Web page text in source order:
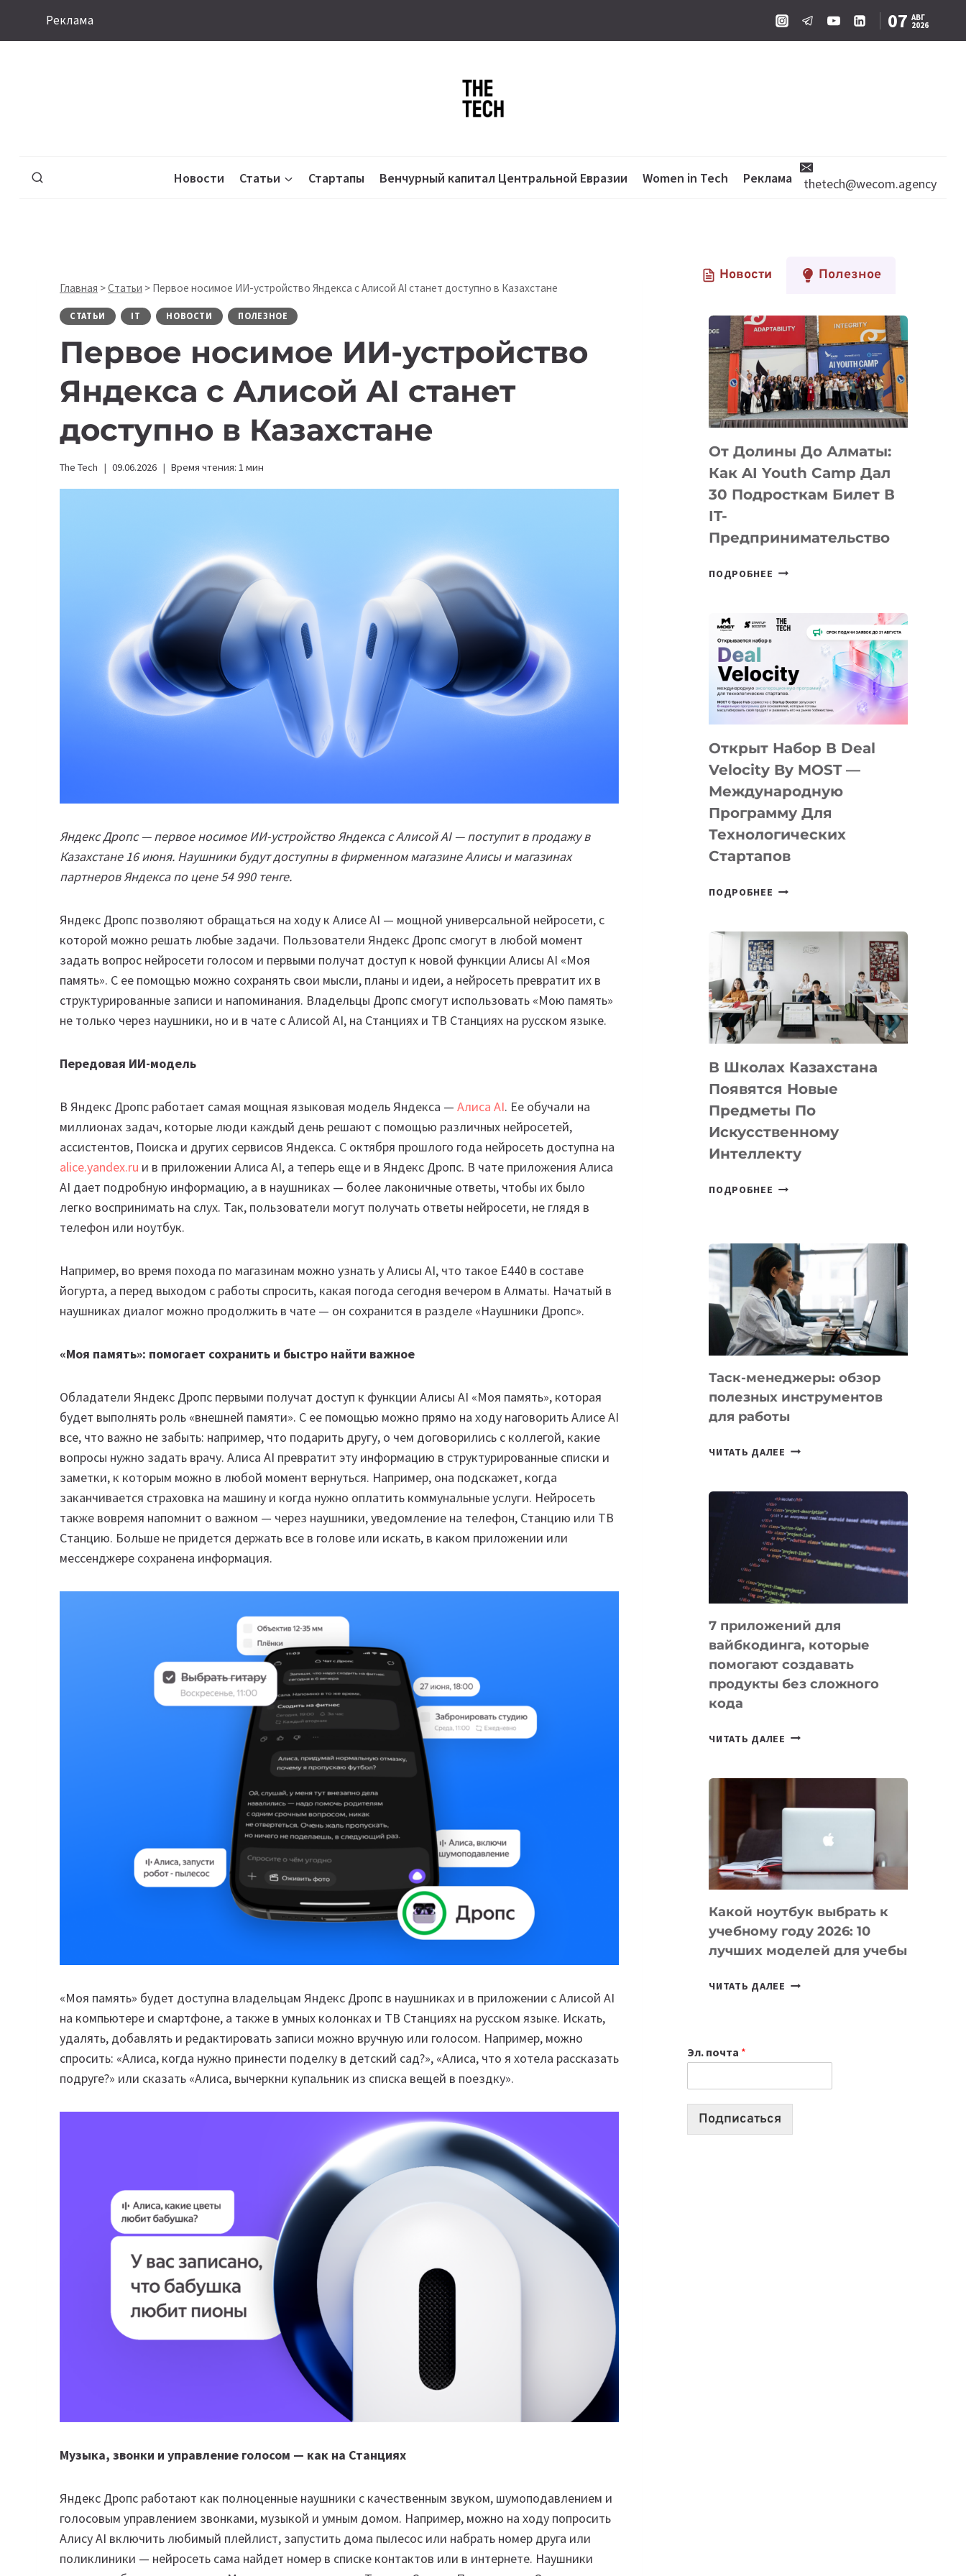
Реклама 07 АВГ
2026
Новости Статьи Стартапы Венчурный капитал Центральной Евразии Women in Tech Реклама thetech@wecom.agency
Главная >Статьи > Первое носимое ИИ-устройство Яндекса с Алисой AI станет доступно в Казахстане
СТАТЬИ IT НОВОСТИ ПОЛЕЗНОЕ
Первое носимое ИИ-устройство
Яндекса с Алисой AI станет
доступно в Казахстане
The Tech 09.06.2026 Время чтения: 1 мин
Яндекс Дропс — первое носимое ИИ-устройство Яндекса с Алисой AI — поступит в продажу в
Казахстане 16 июня. Наушники будут доступны в фирменном магазине Алисы и магазинах
партнеров Яндекса по цене 54 990 тенге.
Яндекс Дропс позволяют обращаться на ходу к Алисе AI — мощной универсальной нейросети, с
которой можно решать любые задачи. Пользователи Яндекс Дропс смогут в любой момент
задать вопрос нейросети голосом и первыми получат доступ к новой функции Алисы AI «Моя
память». С ее помощью можно сохранять свои мысли, планы и идеи, а нейросеть превратит их в
структурированные записи и напоминания. Владельцы Дропс смогут использовать «Мою память»
не только через наушники, но и в чате с Алисой AI, на Станциях и ТВ Станциях на русском языке.
Передовая ИИ-модель
В Яндекс Дропс работает самая мощная языковая модель Яндекса — Алиса AI. Ее обучали на
миллионах задач, которые люди каждый день решают с помощью различных нейросетей,
ассистентов, Поиска и других сервисов Яндекса. С октября прошлого года нейросеть доступна на
alice.yandex.ru и в приложении Алиса AI, а теперь еще и в Яндекс Дропс. В чате приложения Алиса
AI дает подробную информацию, а в наушниках — более лаконичные ответы, чтобы их было
легко воспринимать на слух. Так, пользователи могут получать ответы нейросети, не глядя в
телефон или ноутбук.
Например, во время похода по магазинам можно узнать у Алисы AI, что такое E440 в составе
йогурта, а перед выходом с работы спросить, какая погода сегодня вечером в Алматы. Начатый в
наушниках диалог можно продолжить в чате — он сохранится в разделе «Наушники Дропс».
«Моя память»: помогает сохранить и быстро найти важное
Обладатели Яндекс Дропс первыми получат доступ к функции Алисы AI «Моя память», которая
будет выполнять роль «внешней памяти». С ее помощью можно прямо на ходу наговорить Алисе AI
все, что важно не забыть: например, что подарить другу, о чем договорились с коллегой, какие
вопросы нужно задать врачу. Алиса AI превратит эту информацию в структурированные списки и
заметки, к которым можно в любой момент вернуться. Например, она подскажет, когда
заканчивается страховка на машину и когда нужно оплатить коммунальные услуги. Нейросеть
также вовремя напомнит о важном — через наушники, уведомление на телефон, Станцию или ТВ
Станцию. Больше не придется держать все в голове или искать, в каком приложении или
мессенджере сохранена информация.
«Моя память» будет доступна владельцам Яндекс Дропс в наушниках и в приложении с Алисой AI
на компьютере и смартфоне, а также в умных колонках и ТВ Станциях на русском языке. Искать,
удалять, добавлять и редактировать записи можно вручную или голосом. Например, можно
спросить: «Алиса, когда нужно принести поделку в детский сад?», «Алиса, что я хотела рассказать
подруге?» или сказать «Алиса, вычеркни купальник из списка вещей в поездку».
Музыка, звонки и управление голосом — как на Станциях
Яндекс Дропс работают как полноценные наушники с качественным звуком, шумоподавлением и
голосовым управлением звонками, музыкой и умным домом. Например, можно на ходу попросить
Алису AI включить любимый плейлист, запустить дома пылесос или набрать номер друга или
поликлиники — нейросеть сама найдет номер в списке контактов или в интернете. Наушники
Новости Полезное
От Долины До Алматы:
Как AI Youth Camp Дал
30 Подросткам Билет В
IT-
Предпринимательство
ПОДРОБНЕЕ ОТ
АЛМАТЫ:
YOUTH
CAMP
ДАЛ
ПОДРОСТКАМ
БИЛЕТ
IT-
ПРЕДПРИНИМАТЕЛЬСТВО
Открыт Набор В Deal
Velocity By MOST —
Международную
Программу Для
Технологических
Стартапов
ПОДРОБНЕЕ ОТКРЫТ
DEAL
VELOCITY
MOST
—
МЕЖДУНАРОДНУЮ
ДЛЯ
ТЕХНОЛОГИЧЕСКИХ
СТАРТАПОВ
В Школах Казахстана
Появятся Новые
Предметы По
Искусственному
Интеллекту
ПОДРОБНЕЕ
НОВЫЕ
ПРЕДМЕТЫ
ПО
ИСКУССТВЕННОМУ
ИНТЕЛЛЕКТУ
Таск-менеджеры: обзор
полезных инструментов
для работы
ЧИТАТЬ ДАЛЕЕ ТАСК-
ПОЛЕЗНЫХ
ИНСТРУМЕНТОВ
ДЛЯ
РАБОТЫ
7 приложений для
вайбкодинга, которые
помогают создавать
продукты без сложного
кода
ЧИТАТЬ ДАЛЕЕ
КОТОРЫЕ
СОЗДАВАТЬ
БЕЗ
КОДА
Какой ноутбук выбрать к
учебному году 2026: 10
лучших моделей для учебы
ЧИТАТЬ ДАЛЕЕ КАКОЙ
2026:
10
Эл. почта *
Подписаться